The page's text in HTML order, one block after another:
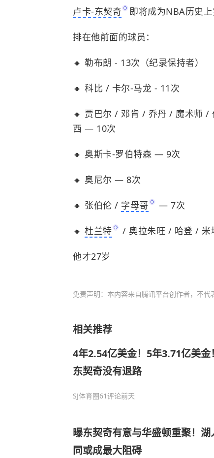
卢卡-东契奇 即将成为NBA历史
排在他前面的球员：
🔸 勒布朗 - 13次（纪录保持者）
🔸 科比 / 卡尔-马龙 - 11次
🔸 贾巴尔 / 邓肯 / 乔丹 / 魔术师
西 — 10次
🔸 奥斯卡-罗伯特森 — 9次
🔸 奥尼尔 — 8次
🔸 张伯伦 / 字母哥 — 7次
🔸 杜兰特 / 奥拉朱旺 / 哈登 /
他才27岁
免责声明：本内容来自腾讯平台创作者，不代
相关推荐
4年2.54亿美金！5年3.71亿美金
东契奇没有退路
SJ体育圈61评论前天
曝东契奇有意与华盛顿重聚！
同或成最大阻碍